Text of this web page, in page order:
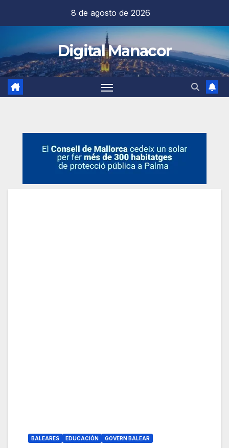
contenido
8 de agosto de 2026
Digital Manacor
BALEARES EDUCACIÓN GOVERN BALEAR